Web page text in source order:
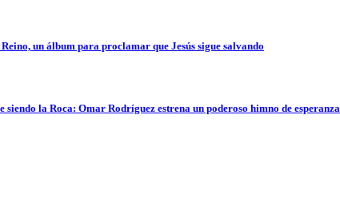
un álbum para proclamar que Jesús sigue salvando
siendo la Roca: Omar Rodríguez estrena un poderoso himno de esperanza